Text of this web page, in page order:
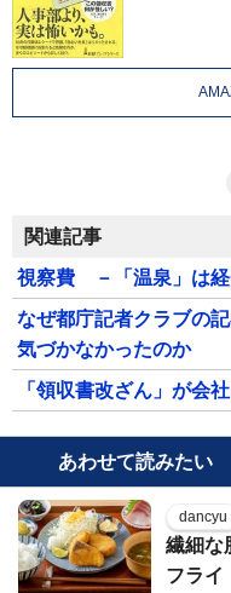
関連記事
視察費 －「温泉」は経
なぜ都庁記者クラブの
気づかなかったのか
「領収書改ざん」が会
あわせて読みたい
dancyu
繊細な
フライ